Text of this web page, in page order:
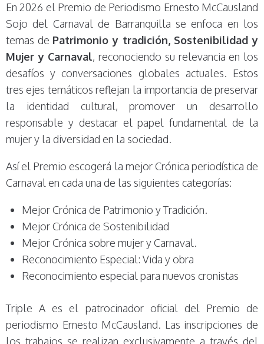
En 2026 el Premio de Periodismo Ernesto McCausland
Sojo del Carnaval de Barranquilla se enfoca en los
temas de Patrimonio y tradición, Sostenibilidad y
Mujer y Carnaval, reconociendo su relevancia en los
desafíos y conversaciones globales actuales. Estos
tres ejes temáticos reflejan la importancia de preservar
la identidad cultural, promover un desarrollo
responsable y destacar el papel fundamental de la
mujer y la diversidad en la sociedad.
Así el Premio escogerá la mejor Crónica periodística de
Carnaval en cada una de las siguientes categorías:
Mejor Crónica de Patrimonio y Tradición.
Mejor Crónica de Sostenibilidad
Mejor Crónica sobre mujer y Carnaval.
Reconocimiento Especial: Vida y obra
Reconocimiento especial para nuevos cronistas
Triple A es el patrocinador oficial del Premio de
periodismo Ernesto McCausland. Las inscripciones de
los trabajos se realizan exclusivamente a través del